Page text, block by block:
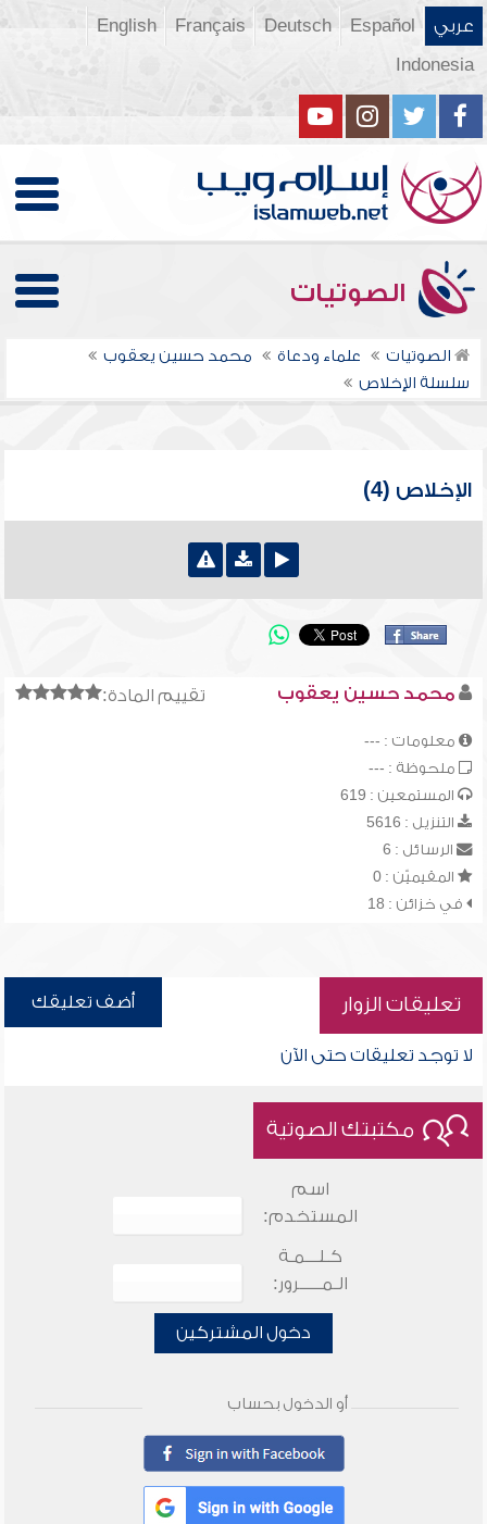
عربي Español
Deutsch
Français
English
Indonesia
الصوتيات
الصوتيات علماء ودعاة
محمد حسين يعقوب
سلسلة الإخلاص
الإخلاص (4)
تقييم المادة: محمد حسين يعقوب
معلومات : ---
ملحوظة : ---
المستمعين : 619
التنزيل : 5616
الرسائل : 6
المقيميّن : 0
في خزائن : 18
تعليقات الزوار أضف تعليقك
لا توجد تعليقات حتى الآن
مكتبتك الصوتية
اسم
المستخدم:
كـلـــمـة
الـمـــــرور:
دخول المشتركين
أو الدخول بحساب